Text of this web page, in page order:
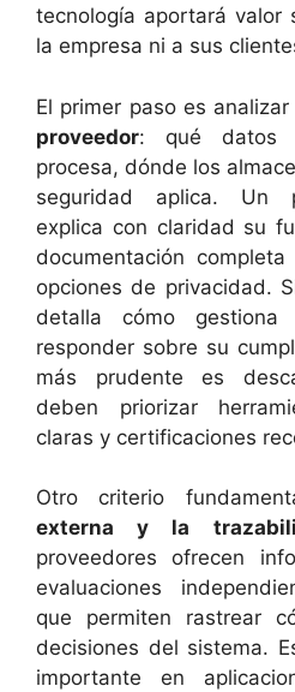
tecnología aportará valor
la empresa ni a sus
El primer paso es analizar
proveedor: qué datos
procesa, dónde los
seguridad aplica. Un
explica con claridad su
documentación
opciones de privacidad.
detalla cómo
responder sobre su
más prudente es
deben priorizar
claras y certificaciones
Otro criterio
externa y la
proveedores ofrecen
evaluaciones
que permiten rastrear
decisiones del sistema.
importante en